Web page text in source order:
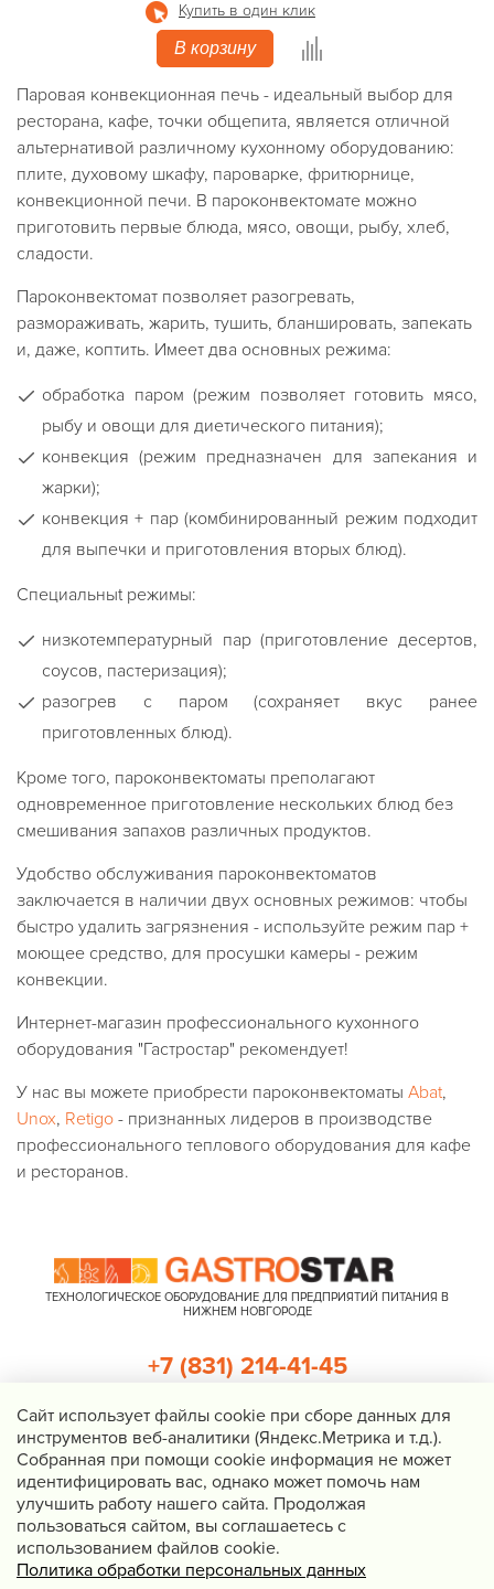
Купить в один клик
В корзину
Паровая конвекционная печь - идеальный выбор для
ресторана, кафе, точки общепита, является отличной
альтернативой различному кухонному оборудованию:
плите, духовому шкафу, пароварке, фритюрнице,
конвекционной печи. В пароконвектомате можно
приготовить первые блюда, мясо, овощи, рыбу, хлеб,
сладости.
Пароконвектомат позволяет разогревать,
размораживать, жарить, тушить, бланшировать, запекать
и, даже, коптить. Имеет два основных режима:
обработка паром (режим позволяет готовить мясо,
рыбу и овощи для диетического питания);
конвекция (режим предназначен для запекания и
жарки);
конвекция + пар (комбинированный режим подходит
для выпечки и приготовления вторых блюд).
Специальныt режимы:
низкотемпературный пар (приготовление десертов,
соусов, пастеризация);
разогрев с паром (сохраняет вкус ранее
приготовленных блюд).
Кроме того, пароконвектоматы преполагают
одновременное приготовление нескольких блюд без
смешивания запахов различных продуктов.
Удобство обслуживания пароконвектоматов
заключается в наличии двух основных режимов: чтобы
быстро удалить загрязнения - используйте режим пар +
моющее средство, для просушки камеры - режим
конвекции.
Интернет-магазин профессионального кухонного
оборудования "Гастростар" рекомендует!
У нас вы можете приобрести пароконвектоматы Abat,
Unox, Retigo - признанных лидеров в производстве
профессионального теплового оборудования для кафе
и ресторанов.
ТЕХНОЛОГИЧЕСКОЕ ОБОРУДОВАНИЕ ДЛЯ ПРЕДПРИЯТИЙ ПИТАНИЯ В
НИЖНЕМ НОВГОРОДЕ
Нижний Новгород, Казанское шоссе, д. 4, корп. 3, пом. 1
info@gastrostar.ru
Политика конфиденциальности
+7 (831) 214-41-45
Перезвоните мне
Cайт использует файлы cookie при сборе данных для
инструментов веб-аналитики (Яндекс.Метрика и т.д.).
Собранная при помощи cookie информация не может
идентифицировать вас, однако может помочь нам
улучшить работу нашего сайта. Продолжая
пользоваться сайтом, вы соглашаетесь с
использованием файлов cookie.
Политика обработки персональных данных